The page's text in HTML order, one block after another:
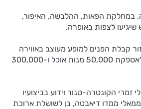
במחלקת הפאות, ההלבשה, האיפור,
חשמל המפעילה 50 טון פנסי תאורה ואמצעי הגברה. איזור קבלת הפנים למופע מעוצב באווירה
ספרדית, בשילוב אלמנטים אותנטיים הכוללים עצי זית ומזנונים בסגנון ספרדי. במסגרת הלוגיסטיקה לימי הפסטיבל הוקם בשטח מטבח ענק בגודל 800 מ"ר הנערך לאספקת 50,000 מנות אוכל ו-300,000
הקונטרה-טנור וידוע בביצועיו
ממאלי ממדו דיאבטה, בן לשושלת ארוכת